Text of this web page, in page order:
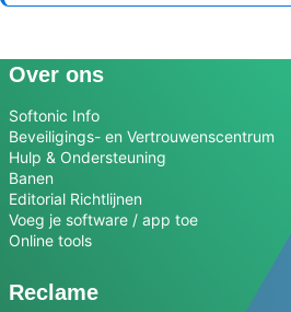
Over ons
Softonic Info
Beveiligings- en Vertrouwenscentrum
Hulp & Ondersteuning
Banen
Editorial Richtlijnen
Voeg je software / app toe
Online tools
Reclame